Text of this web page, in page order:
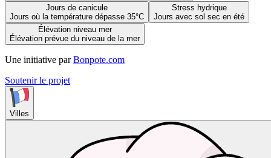
Jours de canicule
Jours où la température dépasse 35°C
Stress hydrique
Jours avec sol sec en été
Élévation niveau mer
Élévation prévue du niveau de la mer
Une initiative par Bonpote.com
Soutenir le projet
Villes